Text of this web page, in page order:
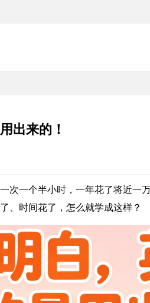
出来的！
次一个半小时，一年花了将近
、时间花了，怎么就学成这样？